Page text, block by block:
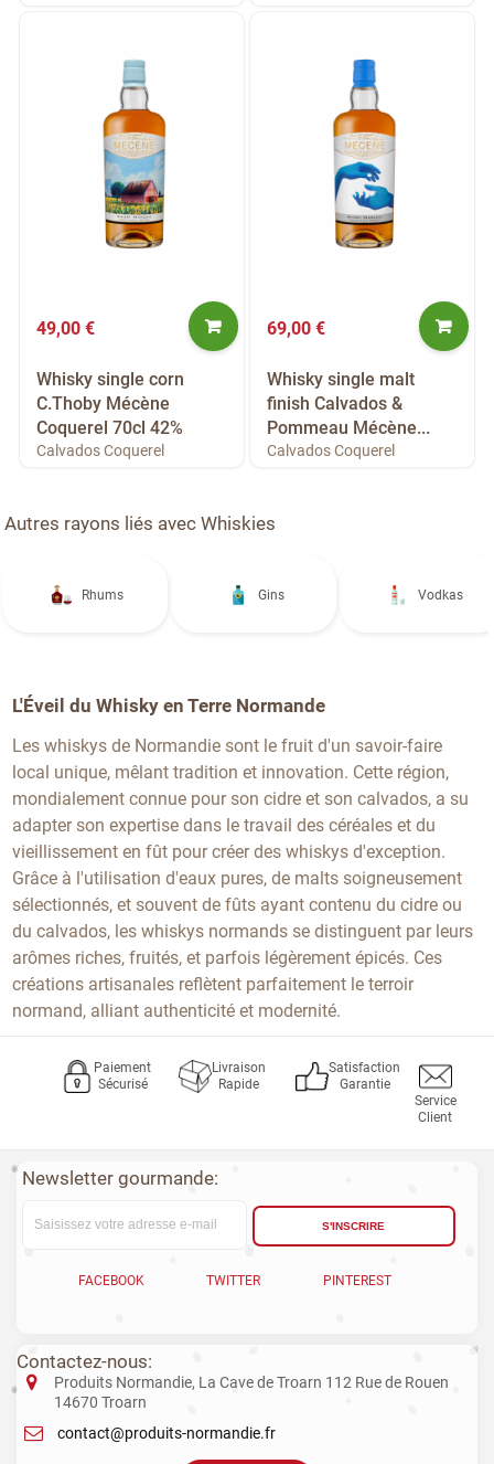
49,00 €
Whisky single corn
C.Thoby Mécène
Coquerel 70cl 42%
Calvados Coquerel
69,00 €
Whisky single malt
finish Calvados &
Pommeau Mécène...
Calvados Coquerel
Autres rayons liés avec Whiskies
Rhums Gins Vodkas
L'Éveil du Whisky en Terre Normande
Les whiskys de Normandie sont le fruit d'un savoir-faire
local unique, mêlant tradition et innovation. Cette région,
mondialement connue pour son cidre et son calvados, a su
adapter son expertise dans le travail des céréales et du
vieillissement en fût pour créer des whiskys d'exception.
Grâce à l'utilisation d'eaux pures, de malts soigneusement
sélectionnés, et souvent de fûts ayant contenu du cidre ou
du calvados, les whiskys normands se distinguent par leurs
arômes riches, fruités, et parfois légèrement épicés. Ces
créations artisanales reflètent parfaitement le terroir
normand, alliant authenticité et modernité.
Paiement
Sécurisé
Livraison
Rapide
Satisfaction
Garantie
Service
Client
Newsletter gourmande:
S'INSCRIRE
FACEBOOK TWITTER PINTEREST
Contactez-nous:
Produits Normandie, La Cave de Troarn 112 Rue de Rouen
14670 Troarn
contact@produits-normandie.fr